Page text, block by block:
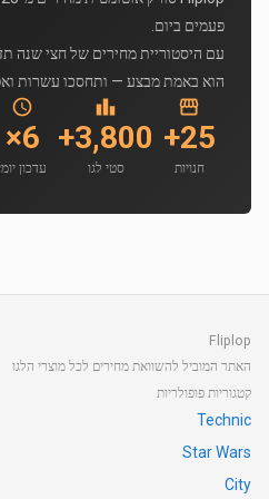
פעמים ביום.
עם היסטוריית מחירים של חצי שנה
הוא באמת מבצע — ותחסכו עשרות
25+
חנויות
3,800+
סטי לגו
6×
עדכון
Fliplop
האתר המוביל להשוואת מחירים לכל מוצרי הלגו
קטגוריות פופולריות
Technic
Star Wars
City